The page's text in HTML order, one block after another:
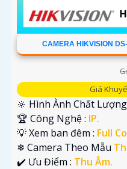
CAMERA HIKVISION
Giá
🔆 Hình Ành Chất
🏆 Công Nghệ : IP.
💡 Xem ban đêm : Full
❄ Camera Theo Mẫu
️✔️ Ưu Điểm : Thu Âm.